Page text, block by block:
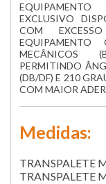
EXCLUSIVO
COM
MECÂNICOS
PERMITINDO
(DB/DF) E 210
COM MAIOR
Medidas:
TRANSPALETE
TRANSPALETE